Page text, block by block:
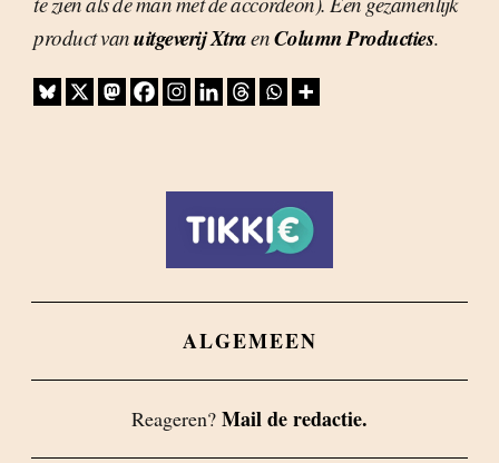
product vanuitgeverij XtraenColumn Producties.
ALGEMEEN
Reageren? Mail de redactie.